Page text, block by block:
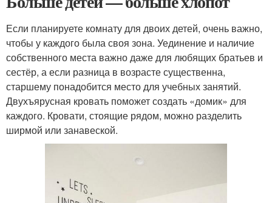
Если планируете комнату для двоих детей, очень важно,
чтобы у каждого была своя зона. Уединение и наличие
собственного места важно даже для любящих братьев и
сестёр, а если разница в возрасте существенна,
старшему понадобится место для учебных занятий.
Двухъярусная кровать поможет создать «домик» для
каждого. Кровати, стоящие рядом, можно разделить
ширмой или занавеской.